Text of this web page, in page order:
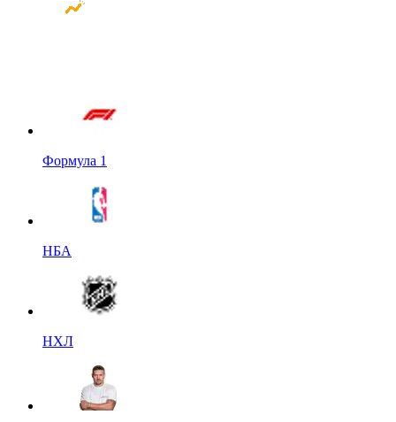
Формула 1
НБА
НХЛ